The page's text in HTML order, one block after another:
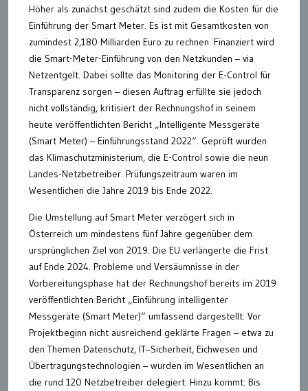
Höher als zunächst geschätzt sind zudem die Kosten für die
Einführung der Smart Meter. Es ist mit Gesamtkosten von
zumindest 2,180 Milliarden Euro zu rechnen. Finanziert wird
die Smart-Meter-Einführung von den Netzkunden – via
Netzentgelt. Dabei sollte das Monitoring der E-Control für
Transparenz sorgen – diesen Auftrag erfüllte sie jedoch
nicht vollständig, kritisiert der Rechnungshof in seinem
heute veröffentlichten Bericht „Intelligente Messgeräte
(Smart Meter) – Einführungsstand 2022“. Geprüft wurden
das Klimaschutzministerium, die E-Control sowie die neun
Landes-Netzbetreiber. Prüfungszeitraum waren im
Wesentlichen die Jahre 2019 bis Ende 2022.
Die Umstellung auf Smart Meter verzögert sich in
Österreich um mindestens fünf Jahre gegenüber dem
ursprünglichen Ziel von 2019. Die EU verlängerte die Frist
auf Ende 2024. Probleme und Versäumnisse in der
Vorbereitungsphase hat der Rechnungshof bereits im 2019
veröffentlichten Bericht „Einführung intelligenter
Messgeräte (Smart Meter)“ umfassend dargestellt. Vor
Projektbeginn nicht ausreichend geklärte Fragen – etwa zu
den Themen Datenschutz, IT–Sicherheit, Eichwesen und
Übertragungstechnologien – wurden im Wesentlichen an
die rund 120 Netzbetreiber delegiert. Hinzu kommt: Bis